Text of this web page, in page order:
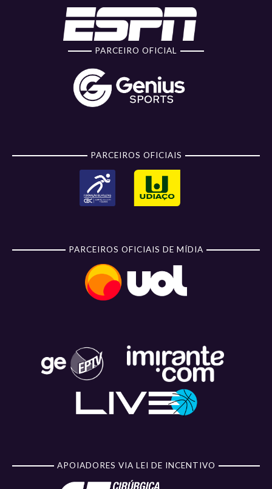
PARCEIRO OFICIAL
PARCEIROS OFICIAIS
PARCEIROS OFICIAIS DE MÍDIA
APOIADORES VIA LEI DE INCENTIVO